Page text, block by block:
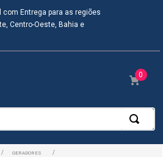
com Entrega para as regiões
Centro-Oeste, Bahia e
0
GERADORES